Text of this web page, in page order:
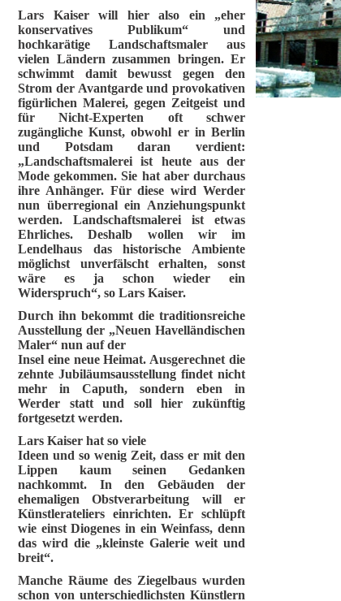
Lars Kaiser will hier also ein „eher
konservatives Publikum“ und
hochkarätige Landschaftsmaler aus
vielen Ländern zusammen bringen. Er
schwimmt damit bewusst gegen den
Strom der Avantgarde und provokativen
figürlichen Malerei, gegen Zeitgeist und
für Nicht-Experten oft schwer
zugängliche Kunst, obwohl er in Berlin
und Potsdam daran verdient:
„Landschaftsmalerei ist heute aus der
Mode gekommen. Sie hat aber durchaus
ihre Anhänger. Für diese wird Werder
nun überregional ein Anziehungspunkt
werden. Landschaftsmalerei ist etwas
Ehrliches. Deshalb wollen wir im
Lendelhaus das historische Ambiente
möglichst unverfälscht erhalten, sonst
wäre es ja schon wieder ein
Widerspruch“, so Lars Kaiser.
Durch ihn bekommt die traditionsreiche
Ausstellung der „Neuen Havelländischen
Maler“ nun auf der
Insel eine neue Heimat. Ausgerechnet die
zehnte Jubiläumsausstellung findet nicht
mehr in Caputh, sondern eben in
Werder statt und soll hier zukünftig
fortgesetzt werden.
Lars Kaiser hat so viele
Ideen und so wenig Zeit, dass er mit den
Lippen kaum seinen Gedanken
nachkommt. In den Gebäuden der
ehemaligen Obstverarbeitung will er
Künstlerateliers einrichten. Er schlüpft
wie einst Diogenes in ein Weinfass, denn
das wird die „kleinste Galerie weit und
breit“.
Manche Räume des Ziegelbaus wurden
schon von unterschiedlichsten Künstlern